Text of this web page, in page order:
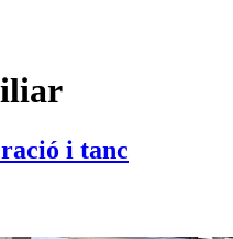
i tanc